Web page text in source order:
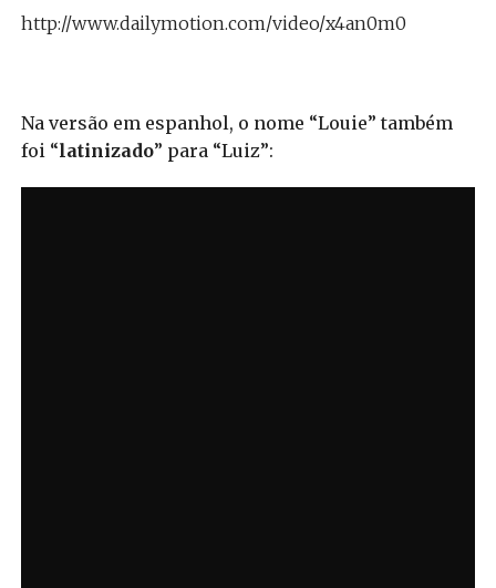
http://www.dailymotion.com/video/x4an0m0
Na versão em espanhol, o nome “Louie” também
foi “latinizado” para “Luiz”: